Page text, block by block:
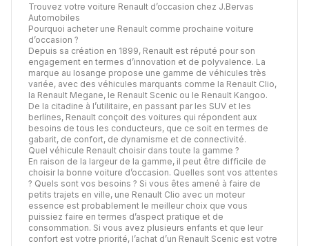
Trouvez votre voiture Renault d’occasion chez J.Bervas
Automobiles
Pourquoi acheter une Renault comme prochaine voiture
d’occasion ?
Depuis sa création en 1899, Renault est réputé pour son
engagement en termes d’innovation et de polyvalence. La
marque au losange propose une gamme de véhicules très
variée, avec des véhicules marquants comme la Renault Clio,
la Renault Megane, le Renault Scenic ou le Renault Kangoo.
De la citadine à l’utilitaire, en passant par les SUV et les
berlines, Renault conçoit des voitures qui répondent aux
besoins de tous les conducteurs, que ce soit en termes de
gabarit, de confort, de dynamisme et de connectivité.
Quel véhicule Renault choisir dans toute la gamme ?
En raison de la largeur de la gamme, il peut être difficile de
choisir la bonne voiture d’occasion. Quelles sont vos attentes
? Quels sont vos besoins ? Si vous êtes amené à faire de
petits trajets en ville, une Renault Clio avec un moteur
essence est probablement le meilleur choix que vous
puissiez faire en termes d’aspect pratique et de
consommation. Si vous avez plusieurs enfants et que leur
confort est votre priorité, l’achat d’un Renault Scenic est votre